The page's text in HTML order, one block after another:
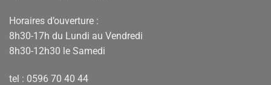
Horaires d’ouverture :
8h30-17h du Lundi au Vendredi
8h30-12h30 le Samedi
tel : 0596 70 40 44